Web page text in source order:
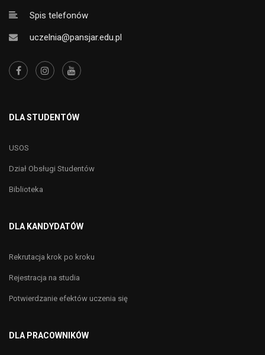
Spis telefonów
uczelnia@pansjar.edu.pl
DLA STUDENTÓW
USOS
Dział Obsługi Studentów
Biblioteka
DLA KANDYDATÓW
Rekrutacja krok po kroku
Rejestracja na studia
Potwierdzanie efektów uczenia się
DLA PRACOWNIKÓW